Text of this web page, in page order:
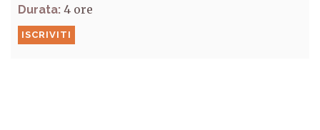
Durata: 4
ISCRIVITI